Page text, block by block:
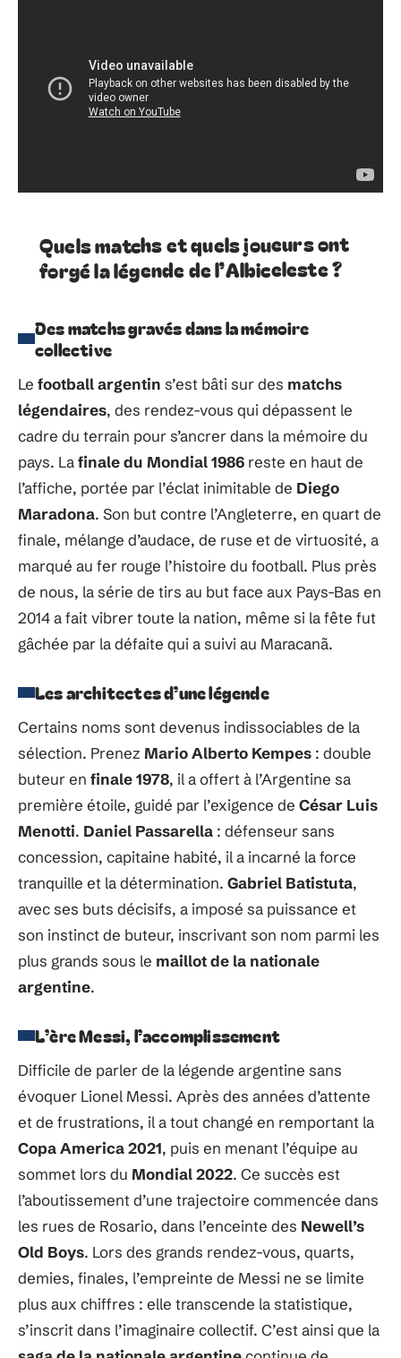
Quels matchs et quels joueurs ont
forgé la légende de l’Albiceleste ?
Des matchs gravés dans la mémoire
collective
Le football argentin s’est bâti sur des matchs
légendaires, des rendez-vous qui dépassent le
cadre du terrain pour s’ancrer dans la mémoire du
pays. Lafinale du Mondial 1986 reste en haut de
l’affiche, portée par l’éclat inimitable de Diego
Maradona. Son but contre l’Angleterre, en quart de
finale, mélange d’audace, de ruse et de virtuosité, a
marqué au fer rouge l’histoire du football. Plus près
de nous, la série de tirs au but face aux Pays-Bas en
2014 a fait vibrer toute la nation, même si la fête fut
gâchée par la défaite qui a suivi au Maracanã.
Les architectes d’une légende
Certains noms sont devenus indissociables de la
sélection. Prenez Mario Alberto Kempes : double
buteur en finale 1978, il a offert à l’Argentine sa
première étoile, guidé par l’exigence de César Luis
Menotti. Daniel Passarella : défenseur sans
concession, capitaine habité, il a incarné la force
tranquille et la détermination. Gabriel Batistuta,
avec ses buts décisifs, a imposé sa puissance et
son instinct de buteur, inscrivant son nom parmi les
plus grands sous le maillot de la nationale
argentine.
L’ère Messi, l’accomplissement
Difficile de parler de la légende argentine sans
évoquer Lionel Messi. Après des années d’attente
et de frustrations, il a tout changé en remportant la
Copa America 2021, puis en menant l’équipe au
sommet lors du Mondial 2022. Ce succès est
l’aboutissement d’une trajectoire commencée dans
les rues de Rosario, dans l’enceinte des Newell’s
Old Boys. Lors des grands rendez-vous, quarts,
demies, finales, l’empreinte de Messi ne se limite
plus aux chiffres : elle transcende la statistique,
s’inscrit dans l’imaginaire collectif. C’est ainsi que la